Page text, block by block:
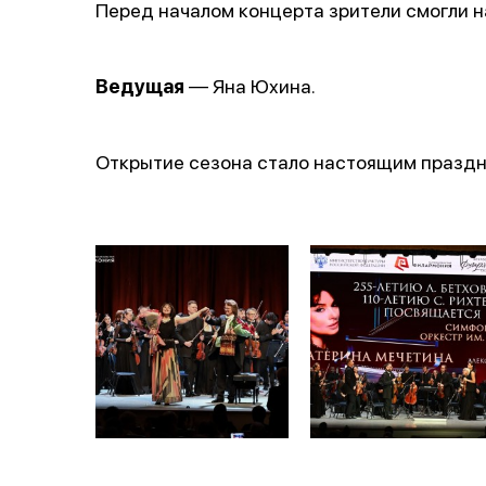
Перед началом концерта зрители смогли
Ведущая — Яна Юхина.
Открытие сезона стало настоящим